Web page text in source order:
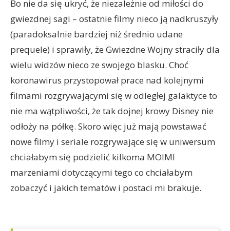
Bo nie da się ukryć, że niezależnie od miłości do
gwiezdnej sagi – ostatnie filmy nieco ją nadkruszyły
(paradoksalnie bardziej niż średnio udane
prequele) i sprawiły, że Gwiezdne Wojny straciły dla
wielu widzów nieco ze swojego blasku. Choć
koronawirus przystopował prace nad kolejnymi
filmami rozgrywającymi się w odległej galaktyce to
nie ma wątpliwości, że tak dojnej krowy Disney nie
odłoży na półkę. Skoro więc już mają powstawać
nowe filmy i seriale rozgrywające się w uniwersum
chciałabym się podzielić kilkoma MOIMI
marzeniami dotyczącymi tego co chciałabym
zobaczyć i jakich tematów i postaci mi brakuje.